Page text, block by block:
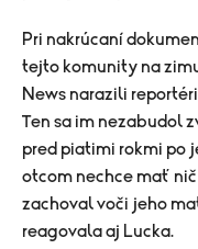
Pri nakrúcaní
tejto komunity na
News narazili
Ten sa im nezabudol
pred piatimi rokmi po
otcom nechce mať
zachoval voči jeho
reagovala aj Lucka.